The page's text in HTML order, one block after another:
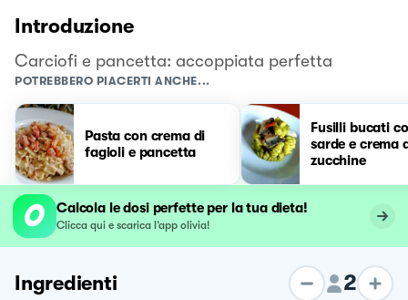
Introduzione
Carciofi e pancetta: accoppiata perfetta
POTREBBERO PIACERTI ANCHE...
Pasta con crema di
fagioli e pancetta
Fusilli bucati
sarde e crema
zucchine
Calcola le dosi perfette per la tua dieta!
Clicca qui e scarica l’app olivia!
Ingredienti 2